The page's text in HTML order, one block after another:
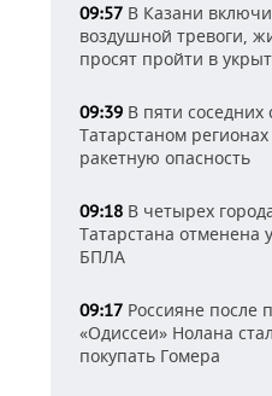
09:57 В Казани
воздушной тревоги,
просят пройти в
09:39 В пяти соседних
Татарстаном
ракетную опасность
09:18 В четырех
Татарстана отменена
БПЛА
09:17 Россияне после
«Одиссеи» Нолана
покупать Гомера